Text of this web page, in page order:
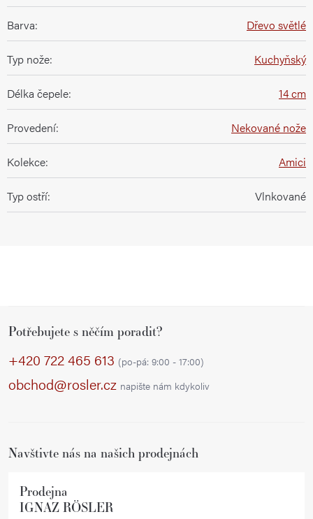
Barva: Dřevo světlé
Typ nože: Kuchyňský
Délka čepele: 14 cm
Provedení: Nekované nože
Kolekce: Amici
Typ ostří: Vlnkované
Potřebujete s něčím poradit?
+420 722 465 613 (po-pá: 9:00 - 17:00)
obchod@rosler.cz napište nám kdykoliv
Navštivte nás na našich prodejnách
Prodejna
IGNAZ RÖSLER